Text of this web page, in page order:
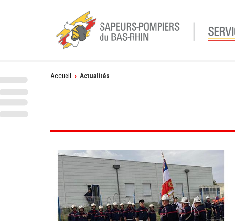
Vous
Accueil › Actualités